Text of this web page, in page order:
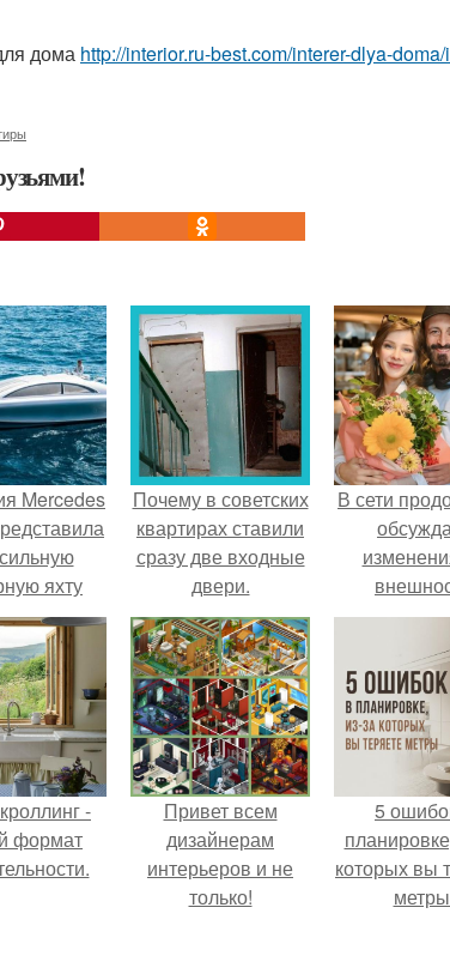
дома http://interior.ru-best.com/interer-dlya-
Mercedes
яхту
Почему в советских
квартирах ставили
сразу две входные
двери.
В сети
-
формат
Привет всем
дизайнерам
интерьеров и не
только!
5
которых вы